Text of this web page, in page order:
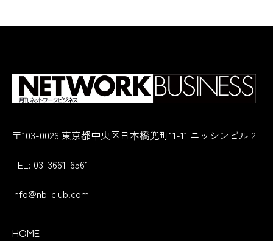
〒103-0026 東京都中央区日本橋兜町11-11 ニッシンビル 2F
TEL: 03-3661-6561
info@nb-club.com
HOME